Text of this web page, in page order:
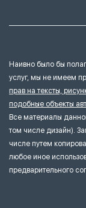
Наивно было бы
услуг, мы не имеем
прав на тексты,
подобные объекты
Все материалы
том числе дизайн).
числе путем
любое иное
предварительного